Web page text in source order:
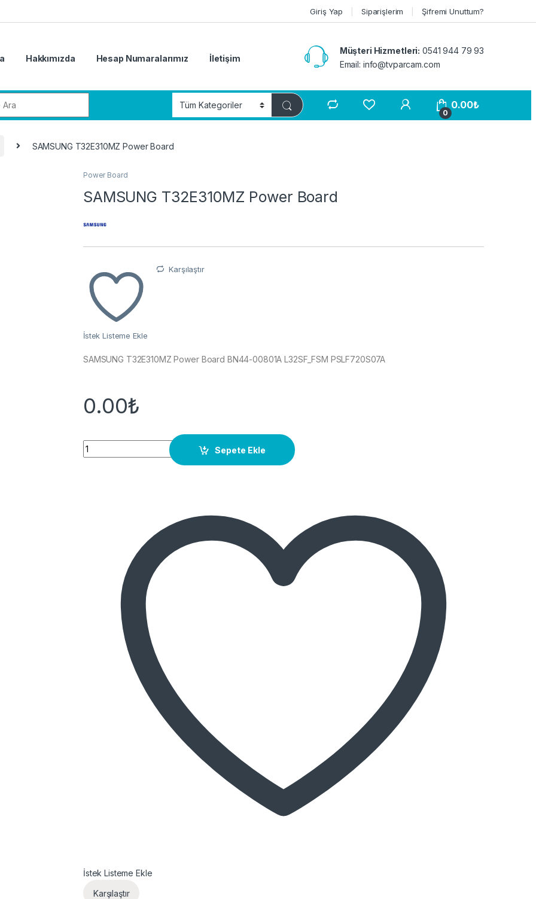
Giriş Yap Siparişlerim Şifremi Unuttum?
Hakkımızda Hesap Numaralarımız İletişim
Müşteri Hizmetleri: 0541 944 79 93
Email: info@tvparcam.com
0
0.00₺
SAMSUNG T32E310MZ Power Board
Power Board
SAMSUNG T32E310MZ Power Board
İstek Listeme Ekle
Karşılaştır
SAMSUNG T32E310MZ Power Board BN44-00801A L32SF_FSM PSLF720S07A
0.00₺
Quantity
Sepete Ekle
İstek Listeme Ekle
Karşılaştır